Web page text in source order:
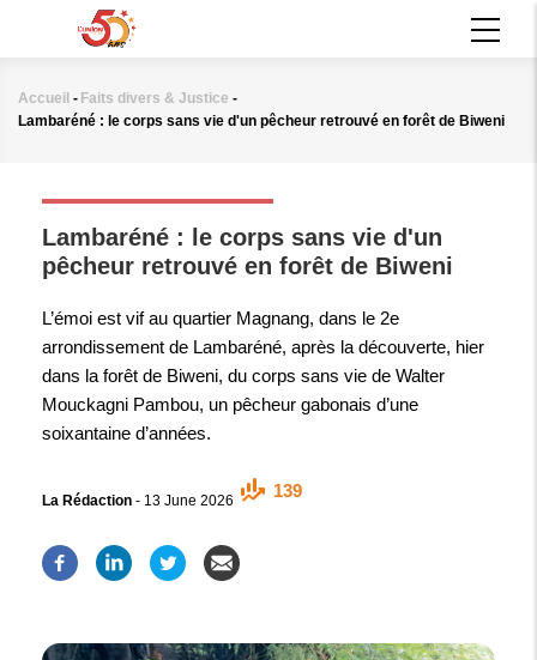
principal
Fil
Accueil - Faits divers & Justice -
Lambaréné : le corps sans vie d'un pêcheur retrouvé en forêt de Biweni
Lambaréné : le corps sans vie d'un
pêcheur retrouvé en forêt de Biweni
L’émoi est vif au quartier Magnang, dans le 2e
arrondissement de Lambaréné, après la découverte, hier
dans la forêt de Biweni, du corps sans vie de Walter
Mouckagni Pambou, un pêcheur gabonais d’une
soixantaine d’années.
La Rédaction - 13 June 2026
139